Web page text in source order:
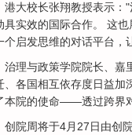
港大校长张翔教授表示：
具实效的国际合作。 这
个启发思维的对话平台，
治理与政策学院院长、嘉
、各国相互依存度日益加
本院的使命——透过跨界
创院周将于4月27日由创